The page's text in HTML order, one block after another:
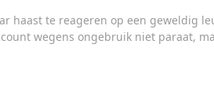
haast te reageren op een geweldig
wegens ongebruik niet paraat,